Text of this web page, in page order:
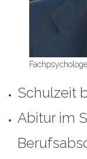
Schulzeit
Abitur im